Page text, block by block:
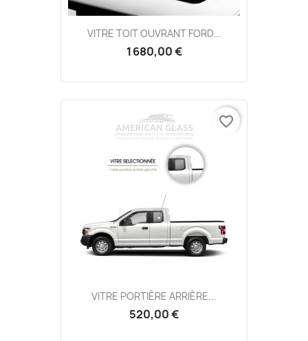
VITRE TOIT OUVRANT FORD...
1 680,00 €
VITRE PORTIÈRE ARRIÈRE...
520,00 €
favorite_border